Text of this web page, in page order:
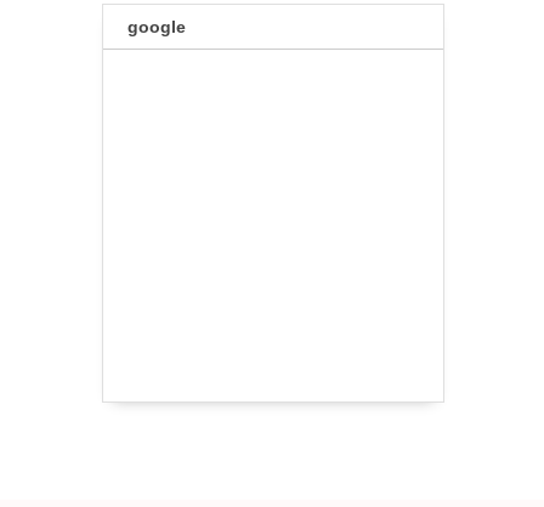
google